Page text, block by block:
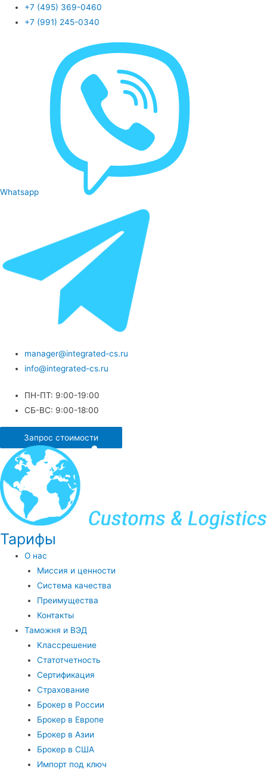
+7 (495) 369-0460
+7 (991) 245-0340
Whatsapp
manager@integrated-cs.ru
info@integrated-cs.ru
ПН-ПТ: 9:00-19:00
СБ-ВС: 9:00-18:00
Запрос стоимости
Тарифы
О нас
Миссия и ценности
Система качества
Преимущества
Контакты
Таможня и ВЭД
Классрешение
Статотчетность
Сертификация
Страхование
Брокер в России
Брокер в Европе
Брокер в Азии
Брокер в США
Импорт под ключ